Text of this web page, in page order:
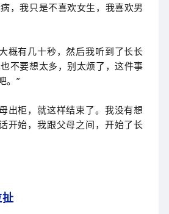
，我只是不喜欢女生，我喜欢男
概有几十秒，然后我听到了长长
不要想太多，别太烦了，这件事
。”
出柜，就这样结束了。我没有想
开始，我跟父母之间，开始了长